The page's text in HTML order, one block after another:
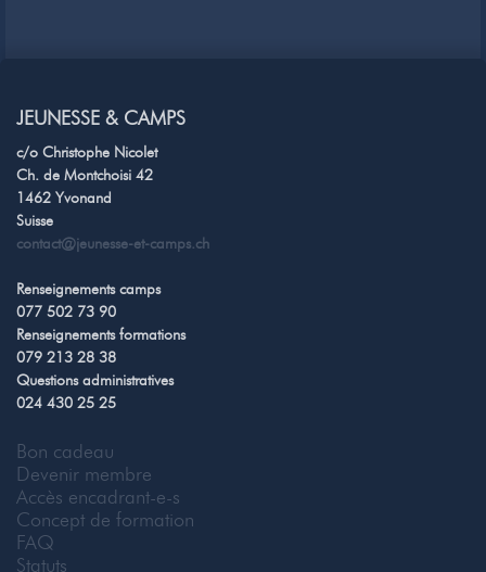
JEUNESSE & CAMPS
c/o Christophe Nicolet
Ch. de Montchoisi 42
1462 Yvonand
Suisse
contact@jeunesse-et-camps.ch
Renseignements camps
077 502 73 90
Renseignements formations
079 213 28 38
Questions administratives
024 430 25 25
Bon cadeau
Devenir membre
Accès encadrant-e-s
Concept de formation
FAQ
Statuts